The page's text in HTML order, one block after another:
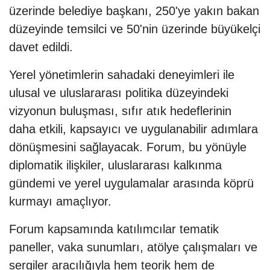
üzerinde belediye başkanı, 250'ye yakın bakan
düzeyinde temsilci ve 50'nin üzerinde büyükelçi
davet edildi.
Yerel yönetimlerin sahadaki deneyimleri ile
ulusal ve uluslararası politika düzeyindeki
vizyonun buluşması, sıfır atık hedeflerinin
daha etkili, kapsayıcı ve uygulanabilir adımlara
dönüşmesini sağlayacak. Forum, bu yönüyle
diplomatik ilişkiler, uluslararası kalkınma
gündemi ve yerel uygulamalar arasında köprü
kurmayı amaçlıyor.
Forum kapsamında katılımcılar tematik
paneller, vaka sunumları, atölye çalışmaları ve
sergiler aracılığıyla hem teorik hem de